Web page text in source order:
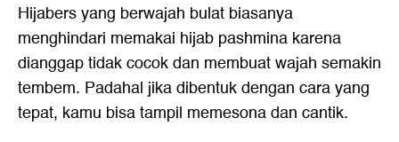
Hijabers yang berwajah bulat biasanya
menghindari memakai hijab pashmina karena
dianggap tidak cocok dan membuat wajah semakin
tembem. Padahal jika dibentuk dengan cara yang
tepat, kamu bisa tampil memesona dan cantik.